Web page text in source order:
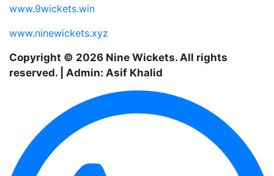
www.9wickets.win
www.ninewickets.xyz
Copyright © 2026 Nine Wickets. All rights
reserved. | Admin: Asif Khalid